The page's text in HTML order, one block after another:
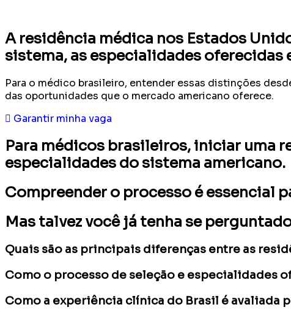
A residência médica nos Estados
sistema, as especialidades oferecidas
Para o médico brasileiro, entender essas distinções
das oportunidades que o mercado americano oferece.
Garantir minha vaga
Para médicos brasileiros, iniciar uma
especialidades do sistema americano.
Compreender o processo é essencial
Mas talvez você já tenha se
Quais são as principais diferenças entre as
Como o processo de seleção e especialidades
Como a experiência clínica do Brasil é avaliada